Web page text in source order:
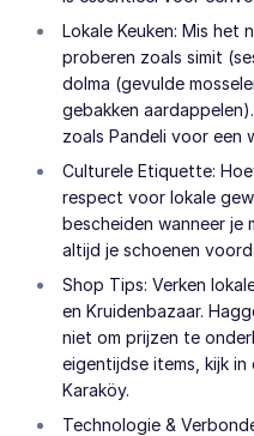
Lokale Keuken: Mis
proberen zoals simit
dolma (gevulde
gebakken
zoals Pandeli voor een
Culturele Etiquette:
respect voor lokale
bescheiden wanneer je
altijd je schoenen
Shop Tips: Verken
en Kruidenbazaar.
niet om prijzen te
eigentijdse items, kijk in
Karaköy.
Technologie &